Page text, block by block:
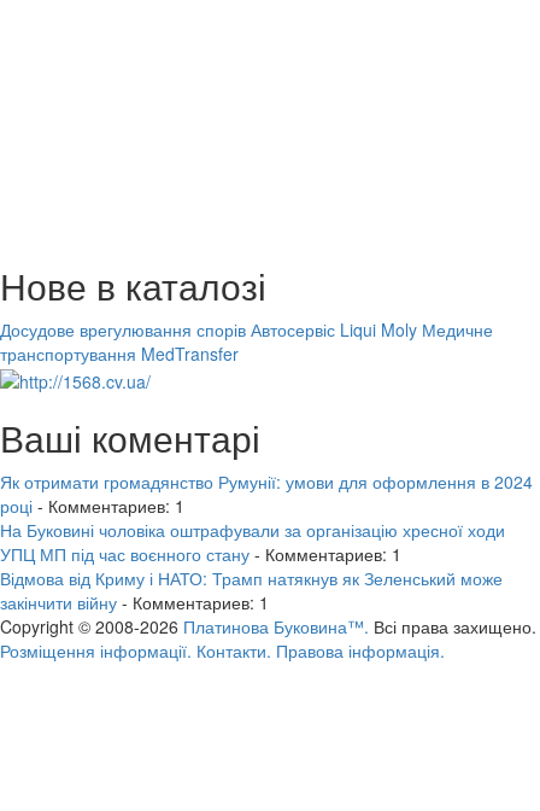
Нове в каталозі
Досудове врегулювання спорів Автосервіс Liqui Moly Медичне
транспортування MedTransfer
Ваші коментарі
Як отримати громадянство Румунії: умови для оформлення в 2024
році - Комментариев: 1
На Буковині чоловіка оштрафували за організацію хресної ходи
УПЦ МП під час воєнного стану - Комментариев: 1
Відмова від Криму і НАТО: Трамп натякнув як Зеленський може
закінчити війну - Комментариев: 1
Copyright © 2008-2026 Платинова Буковина™. Всі права захищено.
Розміщення інформації. Контакти. Правова інформація.